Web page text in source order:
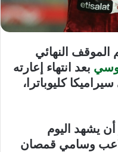
النهائي
بعد انتهاء إعارته
كليوباترا،
يشهد اليوم
وسامي قمصان